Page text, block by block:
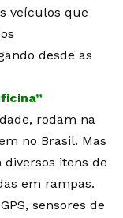
veículos que
desde as
rodam na
no Brasil. Mas
itens de
em rampas.
sensores de